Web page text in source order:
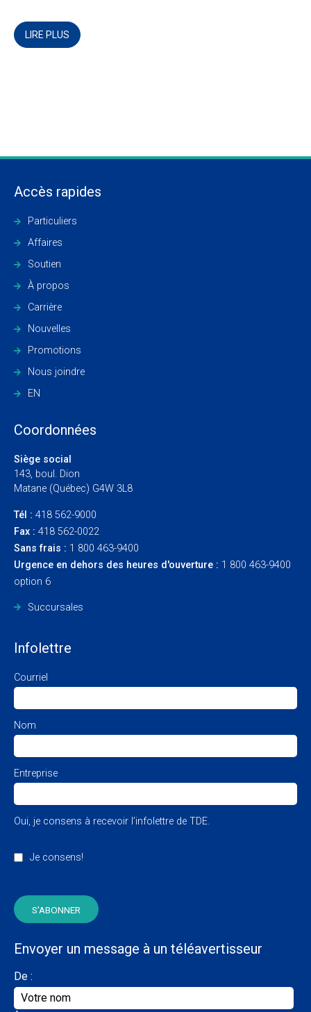
Québec.
LIRE PLUS
Accès rapides
Particuliers
Affaires
Soutien
À propos
Carrière
Nouvelles
Promotions
Nous joindre
EN
Coordonnées
Siège social
143, boul. Dion
Matane (Québec) G4W 3L8
Tél : 418 562-9000
Fax : 418 562-0022
Sans frais : 1 800 463-9400
Urgence en dehors des heures d'ouverture : 1 800 463-9400
option 6
Succursales
Infolettre
Courriel
Nom
Entreprise
Oui, je consens à recevoir l’infolettre de TDE.
Je consens!
Envoyer un message à un téléavertisseur
De :